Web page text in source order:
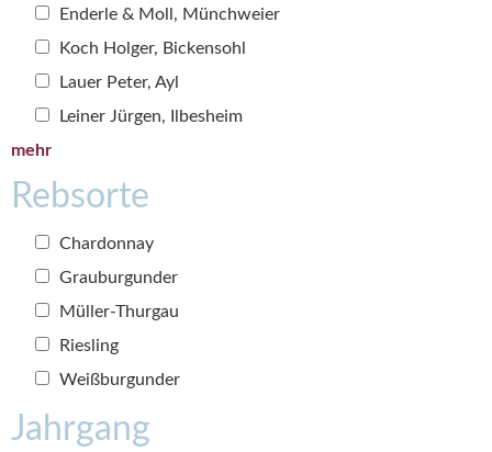
Enderle & Moll, Münchweier
Koch Holger, Bickensohl
Lauer Peter, Ayl
Leiner Jürgen, Ilbesheim
mehr
Rebsorte
Chardonnay
Grauburgunder
Müller-Thurgau
Riesling
Weißburgunder
Jahrgang